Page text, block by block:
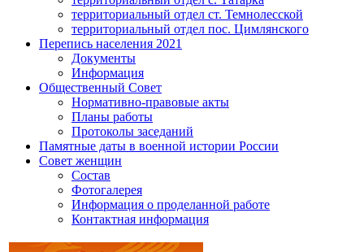
территориальный отдел ст. Темнолесской
территориальный отдел пос. Цимлянского
Перепись населения 2021
Документы
Информация
Общественный Совет
Нормативно-правовые акты
Планы работы
Протоколы заседаний
Памятные даты в военной истории России
Совет женщин
Состав
Фотогалерея
Информация о проделанной работе
Контактная информация